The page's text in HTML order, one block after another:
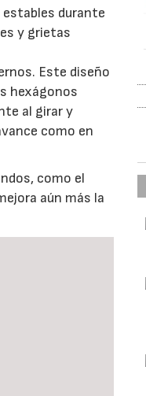
estables durante
y grietas
Este diseño
hexágonos
al girar y
como en
como el
aún más la
30/07/2026